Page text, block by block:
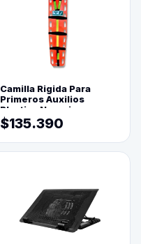
Camilla Rigida Para
Primeros Auxilios
Plastica Naranja
$135.390